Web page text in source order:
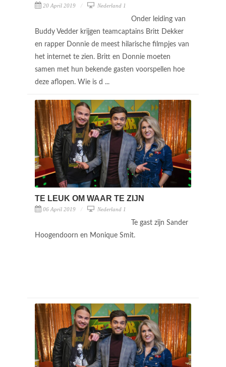
20 April 2019 Nederland 1
Onder leiding van
Buddy Vedder krijgen teamcaptains Britt Dekker
en rapper Donnie de meest hilarische filmpjes van
het internet te zien. Britt en Donnie moeten
samen met hun bekende gasten voorspellen hoe
deze aflopen. Wie is d ...
TE LEUK OM WAAR TE ZIJN
06 April 2019 Nederland 1
Te gast zijn Sander
Hoogendoorn en Monique Smit.